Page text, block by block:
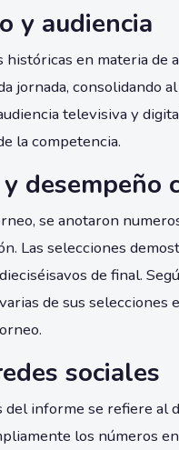
y audiencia
en materia de
jornada, consolidando
televisiva y
la competencia.
desempeño
se anotaron
Las selecciones
de final.
de sus
sociales
informe se refiere al
los números